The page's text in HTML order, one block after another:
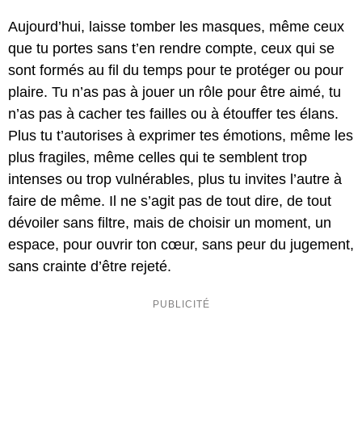
Aujourd’hui, laisse tomber les masques, même ceux
que tu portes sans t’en rendre compte, ceux qui se
sont formés au fil du temps pour te protéger ou pour
plaire. Tu n’as pas à jouer un rôle pour être aimé, tu
n’as pas à cacher tes failles ou à étouffer tes élans.
Plus tu t’autorises à exprimer tes émotions, même les
plus fragiles, même celles qui te semblent trop
intenses ou trop vulnérables, plus tu invites l’autre à
faire de même. Il ne s’agit pas de tout dire, de tout
dévoiler sans filtre, mais de choisir un moment, un
espace, pour ouvrir ton cœur, sans peur du jugement,
sans crainte d’être rejeté.